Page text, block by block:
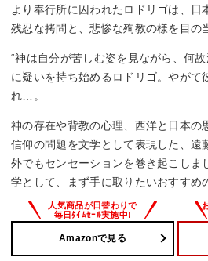
より奉行所に囚われたロドリゴは、日
残忍な拷問と、悲惨な殉教の様を目の
“神は自分が苦しむ姿を見ながら、何
に疑いを持ち始めるロドリゴ。やがて
れ…。
神の存在や背教の心理、西洋と日本の
信仰の問題を文学として表現した、遠
外でもセンセーションを巻き起こしま
学として、まず手に取りたいおすすめ
Amazonで見る